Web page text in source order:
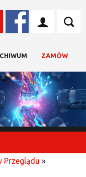
ZAMÓW
Przeglądu »